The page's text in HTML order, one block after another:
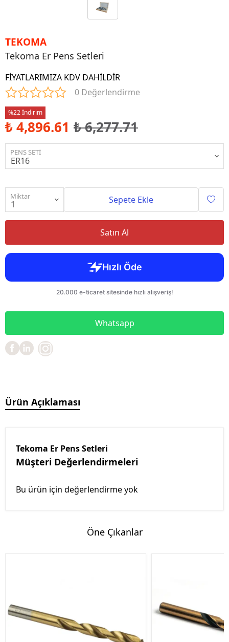
TEKOMA
Tekoma Er Pens Setleri
FİYATLARIMIZA KDV DAHİLDİR
0 Değerlendirme
%22 İndirim
₺ 4,896.61 ₺ 6,277.71
PENS SETİ
Miktar Sepete Ekle
Satın Al
Whatsapp
Ürün Açıklaması
Tekoma Er Pens Setleri
Müşteri Değerlendirmeleri
Bu ürün için değerlendirme yok
Öne Çıkanlar